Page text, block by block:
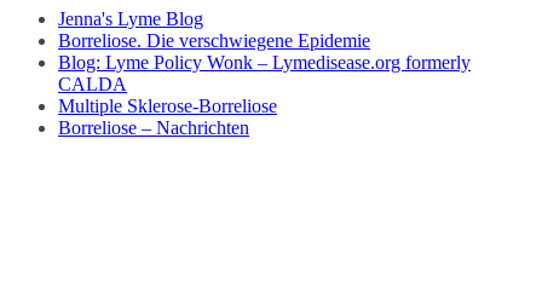
Jenna's Lyme Blog
Borreliose. Die verschwiegene Epidemie
Blog: Lyme Policy Wonk – Lymedisease.org formerly
CALDA
Multiple Sklerose-Borreliose
Borreliose – Nachrichten